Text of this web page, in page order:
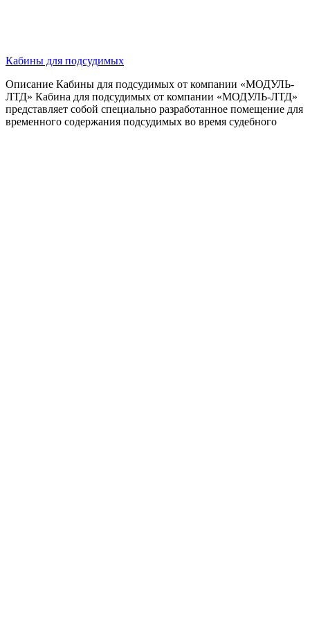
Кабины для подсудимых
Описание Кабины для подсудимых от компании «МОДУЛЬ-
ЛТД» Кабина для подсудимых от компании «МОДУЛЬ-ЛТД»
представляет собой специально разработанное помещение для
временного содержания подсудимых во время судебного